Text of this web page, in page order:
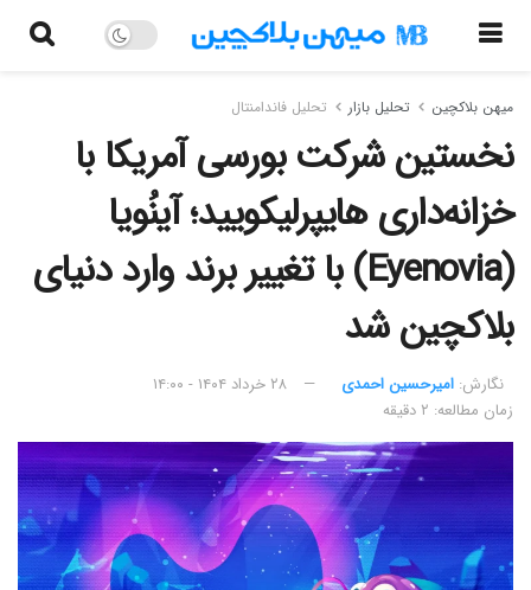
میهن بلاکچین تحلیل بازار تحلیل فاندامنتال
نخستین شرکت بورسی آمریکا با
خزانه‌داری هایپرلیکویید؛ آینُویا
(Eyenovia) با تغییر برند وارد دنیای
بلاکچین شد
نگارش:‌ امیرحسین احمدی
۲۸ خرداد ۱۴۰۴ - ۱۴:۰۰
زمان مطالعه: ۲ دقیقه